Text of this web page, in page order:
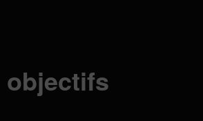
objectifs